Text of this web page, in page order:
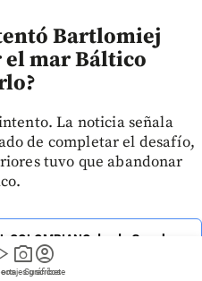
photo_camera
gráficos
account_circle
Suscríbete
Bartlomiej
mar Báltico
La noticia señala
de completar el desafío,
tuvo que abandonar
COLOMBIANO desde Google
News